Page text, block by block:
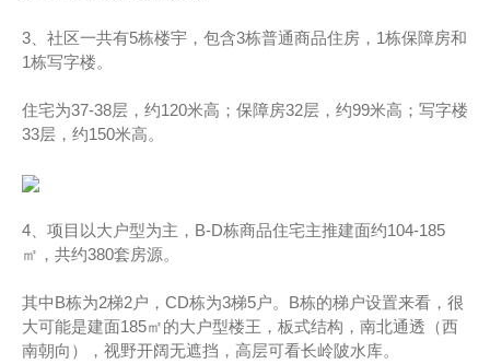
3、社区一共有5栋楼宇，包含3栋普通商品住房，1栋保障房和
1栋写字楼。
住宅为37-38层，约120米高；保障房32层，约99米高；写字楼
33层，约150米高。
4、项目以大户型为主，B-D栋商品住宅主推建面约104-185
㎡，共约380套房源。
其中B栋为2梯2户，CD栋为3梯5户。 B栋的梯户设置来看，很
大可能是建面185㎡的大户型楼王，板式结构，南北通透（西
南朝向），视野开阔无遮挡，高层可看长岭陂水库。